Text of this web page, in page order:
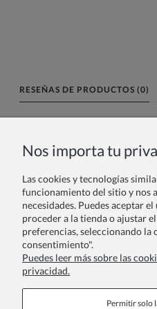
RESEÑAS DE PRODUCTOS (0)
Tu reseña:
Nos importa tu
Las cookies y tecnologías
funcionamiento del sitio y nos
necesidades. Puedes aceptar
proceder a la tienda o ajustar
preferencias, seleccionando la
consentimiento".
Puedes leer más sobre las
privacidad.
Permitir solo